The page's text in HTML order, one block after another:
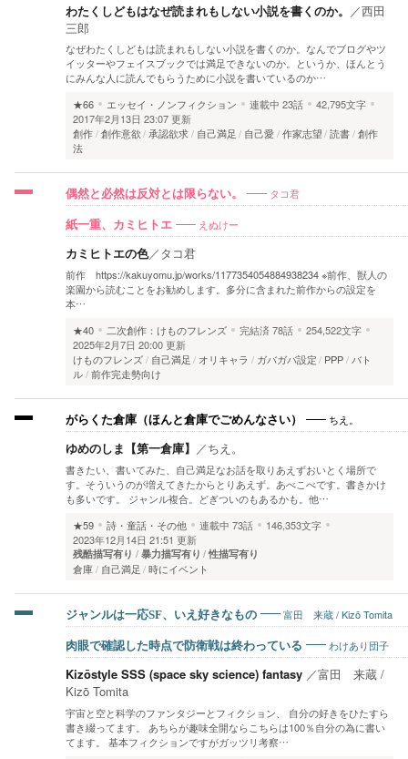
わたくしどもはなぜ読まれもしない小説を書くのか。 ／西田
三郎
なぜわたくしどもは読まれもしない小説を書くのか。なんでブログやツ
イッターやフェイスブックでは満足できないのか。というか、ほんとう
にみんな人に読んでもらうために小説を書いているのか…
★66
エッセイ・ノンフィクション 連載中 23話
42,795文字
2017年2月13日 23:07 更新
創作 創作意欲 承認欲求 自己満足 自己愛 作家志望 読書 創作
法
偶然と必然は反対とは限らない。 タコ君
紙一重、カミヒトエ えぬけー
カミヒトエの色／ タコ君
前作 https://kakuyomu.jp/works/1177354054884938234 ※前作、獣人の
楽園から読むことをお勧めします。多分に含まれた前作からの設定を
本…
★40
二次創作：けものフレンズ 完結済78話
254,522文字
2025年2月7日 20:00 更新
けものフレンズ
自己満足 オリキャラ ガバガバ設定 PPP
バト
ル 前作完走勢向け
がらくた倉庫（ほんと倉庫でごめんなさい） ちえ。
ゆめのしま【第一倉庫】 ／ちえ。
書きたい、書いてみた、自己満足なお話を取りあえずおいとく場所で
す。そういうのが増えてきたからとりあえず。あべこべです。書きかけ
も多いです。 ジャンル複合。どぎついのもあるかも。他…
★59
詩・童話・その他 連載中 73話
146,353文字
2023年12月14日 21:51 更新
残酷描写有り 暴力描写有り 性描写有り
倉庫 自己満足 時にイベント
ジャンルは一応SF、いえ好きなもの 富田 来蔵 / Kizō Tomita
肉眼で確認した時点で防衛戦は終わっている わけあり団子
Kizōstyle SSS (space sky science) fantasy ／富田 来蔵 /
Kizō Tomita
宇宙と空と科学のファンタジーとフィクション、 自分の好きをひたすら
書き綴ってます。 あちらが趣味全開ならこちらは100％自分の為に書い
てます。 基本フィクションですがガッツリ考察…